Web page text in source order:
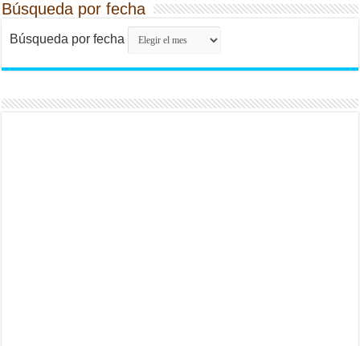
Búsqueda por fecha
Búsqueda por fecha